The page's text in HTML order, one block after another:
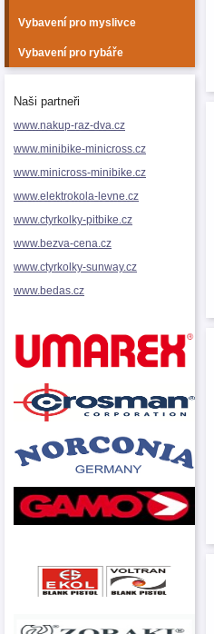
Vybavení pro myslivce
Vybavení pro rybáře
Naši partneři
www.nakup-raz-dva.cz
www.minibike-minicross.cz
www.minicross-minibike.cz
www.elektrokola-levne.cz
www.ctyrkolky-pitbike.cz
www.bezva-cena.cz
www.ctyrkolky-sunway.cz
www.bedas.cz